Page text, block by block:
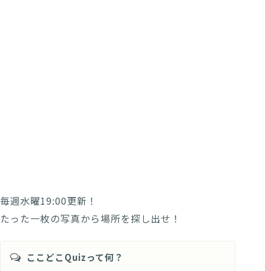
毎週水曜19:00更新！
たった一枚の写真から場所を探し出せ！
ここどこQuizって何？